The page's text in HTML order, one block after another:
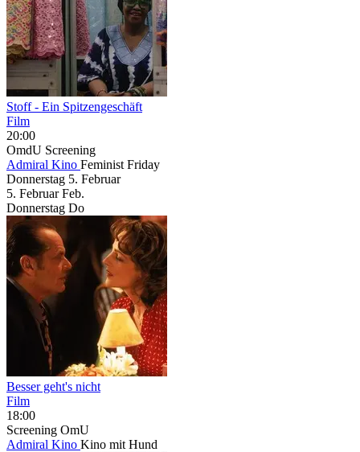
Stoff - Ein Spitzengeschäft
Film
20:00
OmdU Screening
Admiral Kino Feminist Friday
Donnerstag 5. Februar
5. Februar Feb.
Donnerstag Do
Besser geht's nicht
Film
18:00
Screening OmU
Admiral Kino Kino mit Hund